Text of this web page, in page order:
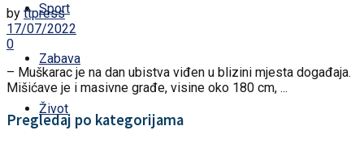
Sport
Zabava
Život
by ttpress
17/07/2022
0
– Muškarac je na dan ubistva viđen u blizini mjesta događaja.
Mišićave je i masivne građe, visine oko 180 cm, ...
Pregledaj po kategorijama